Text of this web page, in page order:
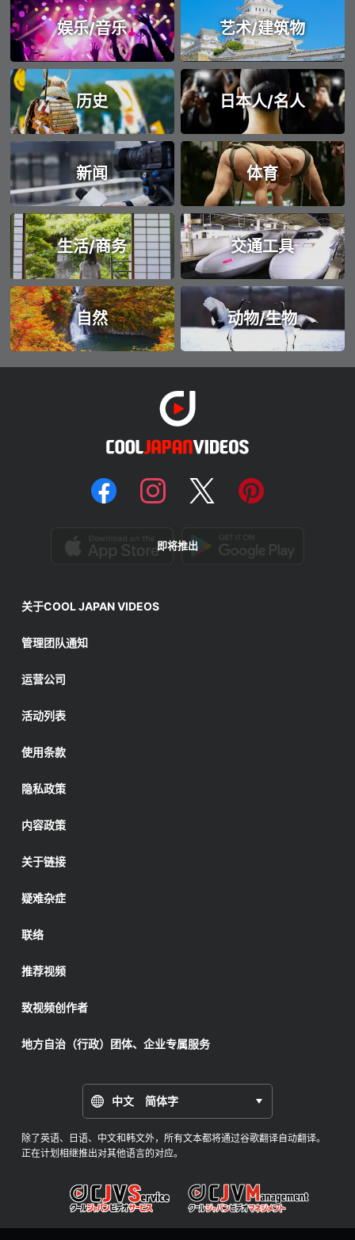
娱乐/音乐 艺术/建筑物
历史 日本人/名人
新闻 体育
生活/商务 交通工具
自然 动物/生物
即将推出
关于COOL JAPAN VIDEOS
管理团队通知
运营公司
活动列表
使用条款
隐私政策
内容政策
关于链接
疑难杂症
联络
推荐视频
致视频创作者
地方自治（行政）团体、企业专属服务
中文 简体字
除了英语、日语、中文和韩文外，所有文本都将通过谷歌翻译自动翻译。
正在计划相继推出对其他语言的对应。